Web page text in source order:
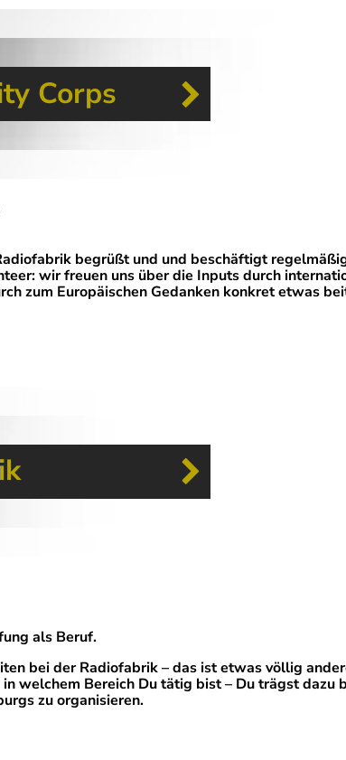
Corps
begrüßt und und beschäftigt
wir freuen uns über die Inputs durch
zum Europäischen Gedanken konkret etwas
als Beruf.
bei der Radiofabrik – das ist etwas völlig
welchem Bereich Du tätig bist – Du trägst dazu
zu organisieren.